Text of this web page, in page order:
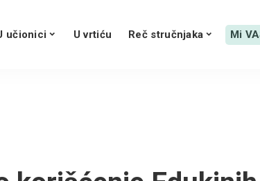
učionici U vrtiću Reč stručnjaka Mi